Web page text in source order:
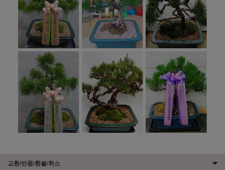
교환/반품/환불/취소